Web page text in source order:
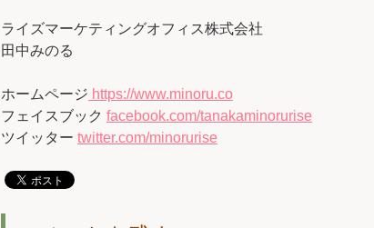
ライズマーケティングオフィス株式会社
田中みのる
ホームページ https://www.minoru.co
フェイスブック facebook.com/tanakaminorurise
ツイッター twitter.com/minorurise